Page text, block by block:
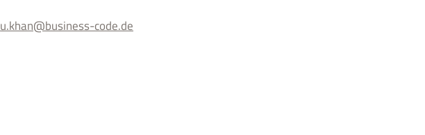
u.khan@business-code.de